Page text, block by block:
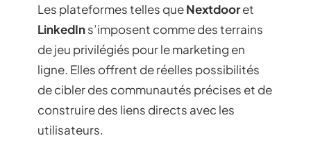
Les plateformes telles queNextdooret
LinkedIns’imposent comme des terrains
de jeu privilégiés pour le marketing en
ligne. Elles offrent de réelles possibilités
de cibler des communautés précises et de
construire des liens directs avec les
utilisateurs.